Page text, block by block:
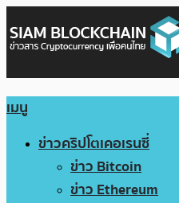
เมนู
ข่าวคริปโตเคอเรนซี่
ข่าว Bitcoin
ข่าว Ethereum